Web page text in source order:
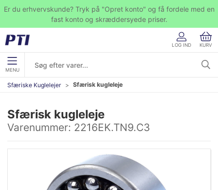
Er du erhvervskunde? Tryk på "Opret konto" og få fordele med en
fast konto og skræddersyede priser.
LOG IND KURV
MENU
Sfæriske Kuglelejer Sfærisk kugleleje
Sfærisk kugleleje
Varenummer: 2216EK.TN9.C3